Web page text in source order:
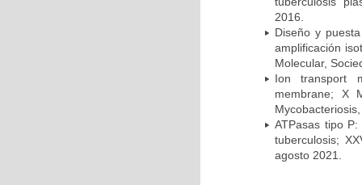
2016.
Diseño y
amplificación
Molecular,
Ion transport
membrane; X
ATPasas tipo
tuberculosis;
agosto 2021.